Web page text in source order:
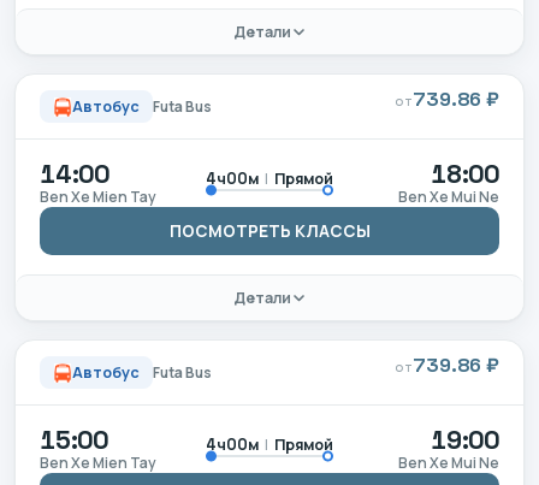
Детали
Автобус Futa Bus ОТ739.86 ₽
14:00
Ben Xe Mien Tay
4ч00м | Прямой 18:00
Ben Xe Mui Ne
ПОСМОТРЕТЬ КЛАССЫ
Детали
Автобус Futa Bus ОТ739.86 ₽
15:00
Ben Xe Mien Tay
4ч00м | Прямой 19:00
Ben Xe Mui Ne